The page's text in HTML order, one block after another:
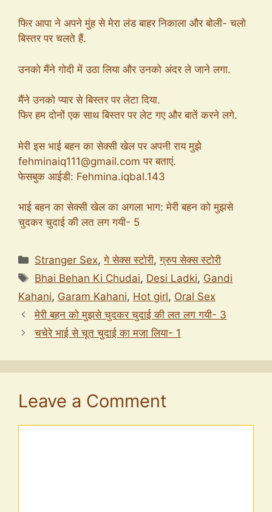
फिर आपा ने अपने मुंह से मेरा लंड बाहर निकाला और बोली- चलो
बिस्तर पर चलते हैं.
उनको मैंने गोदी में उठा लिया और उनको अंदर ले जाने लगा.
मैंने उनको प्यार से बिस्तर पर लेटा दिया.
फिर हम दोनों एक साथ बिस्तर पर लेट गए और बातें करने लगे.
मेरी इस भाई बहन का सेक्सी खेल पर अपनी राय मुझे
fehminaiq111@gmail.com पर बताएं.
फेसबुक आईडी: Fehmina.iqbal.143
भाई बहन का सेक्सी खेल का अगला भाग: मेरी बहन को मुझसे
चुदकर चुदाई की लत लग गयी- 5
Categories
Stranger Sex,गे सेक्स स्टोरी,ग्रुप सेक्स स्टोरी
Tags
Bhai Behan Ki Chudai, Desi Ladki, Gandi
Kahani, Garam Kahani, Hot girl, Oral Sex
मेरी बहन को मुझसे चुदकर चुदाई की लत लग गयी- 3
चचेरे भाई से चूत चुदाई का मजा लिया- 1
Leave a Comment